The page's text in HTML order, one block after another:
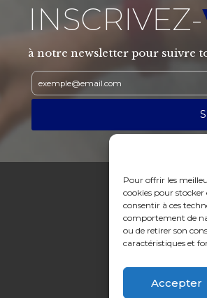
Pour offrir les
cookies pour
consentir à ces
comportement de
ou de retirer son
caractéristiques et
Accepter
INSCRIVEZ-
à notre newsletter pour suivre
!